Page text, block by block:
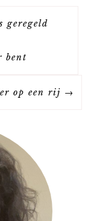
geregeld
bent
op een rij